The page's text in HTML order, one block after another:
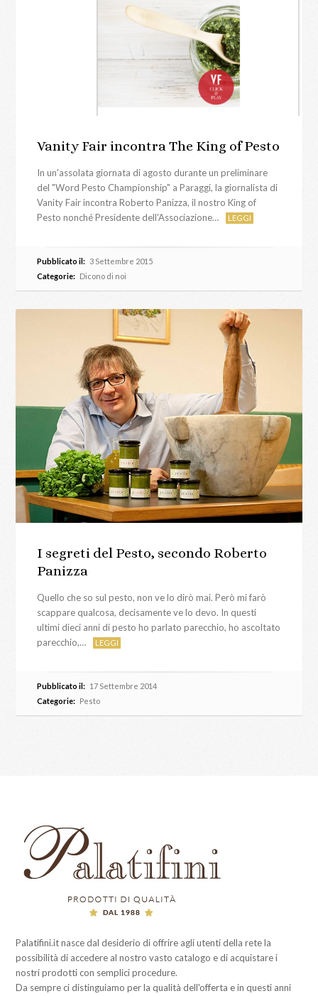
Vanity Fair incontra The King of Pesto
In un'assolata giornata di agosto durante un preliminare
del "Word Pesto Championship" a Paraggi, la giornalista di
Vanity Fair incontra Roberto Panizza, il nostro King of
Pesto nonché Presidente dell'Associazione…
LEGGI
Pubblicato il: 3 Settembre 2015
Categorie: Dicono di noi
I segreti del Pesto, secondo Roberto
Panizza
Quello che so sul pesto, non ve lo dirò mai. Però mi farò
scappare qualcosa, decisamente ve lo devo. In questi
ultimi dieci anni di pesto ho parlato parecchio, ho ascoltato
parecchio,…
LEGGI
Pubblicato il: 17 Settembre 2014
Categorie: Pesto
Palatifini.it nasce dal desiderio di offrire agli utenti della rete la
possibilità di accedere al nostro vasto catalogo e di acquistare i
nostri prodotti con semplici procedure.
Da sempre ci distinguiamo per la qualità dell'offerta e in questi anni